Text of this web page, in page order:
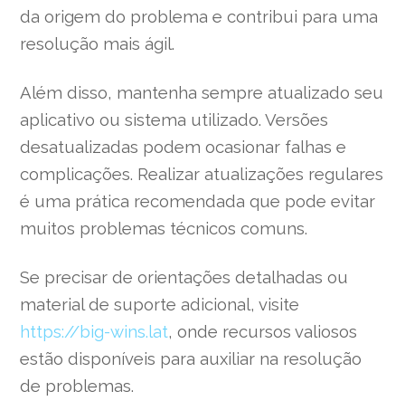
da origem do problema e contribui para uma
resolução mais ágil.
Além disso, mantenha sempre atualizado seu
aplicativo ou sistema utilizado. Versões
desatualizadas podem ocasionar falhas e
complicações. Realizar atualizações regulares
é uma prática recomendada que pode evitar
muitos problemas técnicos comuns.
Se precisar de orientações detalhadas ou
material de suporte adicional, visite
https://big-wins.lat, onde recursos valiosos
estão disponíveis para auxiliar na resolução
de problemas.